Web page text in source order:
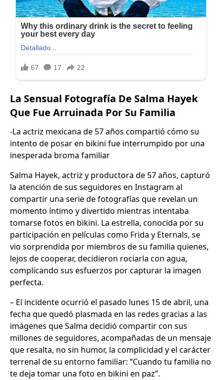
La Sensual Fotografía De Salma Hayek
Que Fue Arruinada Por Su Familia
-La actriz mexicana de 57 años compartió cómo su
intento de posar en bikini fue interrumpido por una
inesperada broma familiar
Salma Hayek, actriz y productora de 57 años, capturó
la atención de sus seguidores en Instagram al
compartir una serie de fotografías que revelan un
momento íntimo y divertido mientras intentaba
tomarse fotos en bikini. La estrella, conocida por su
participación en películas como Frida y Eternals, se
vio sorprendida por miembros de su familia quienes,
lejos de cooperar, decidieron rociarla con agua,
complicando sus esfuerzos por capturar la imagen
perfecta.
– El incidente ocurrió el pasado lunes 15 de abril, una
fecha que quedó plasmada en las redes gracias a las
imágenes que Salma decidió compartir con sus
millones de seguidores, acompañadas de un mensaje
que resalta, no sin humor, la complicidad y el carácter
terrenal de su entorno familiar: “Cuando tu familia no
te deja tomar una foto en bikini en paz”.